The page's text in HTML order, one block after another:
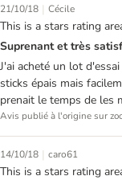
21/10/18 | Cécile
This is a stars rating
Suprenant et très
J'ai acheté un lot
sticks épais mais
prenait le temps de les
Avis publié à l'origine sur
14/10/18 | caro61
This is a stars rating